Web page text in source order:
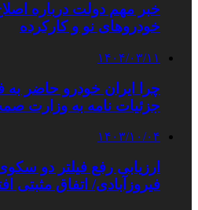
خبر مهم دولت درباره
خودروهای نو و کارکرده
۱۴۰۴/۰۳/۱۱
چرا ایران خودرو حاضر
جزئیات نامه به وزارت
۱۴۰۳/۱۰/۰۴
ارزیابی رفع فیلتر دو
فیروزآبادی/ اتفاق مثبتی